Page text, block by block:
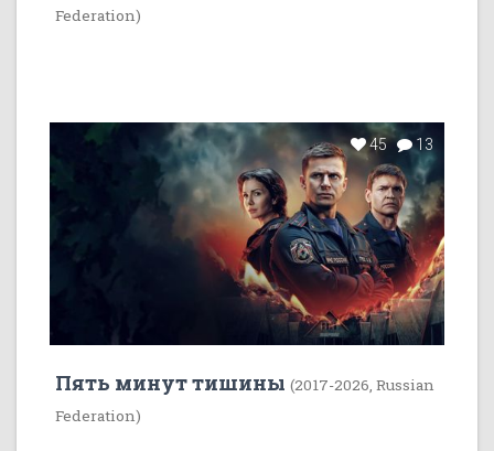
Federation)
45 13
Пять минут тишины (2017-2026, Russian
Federation)